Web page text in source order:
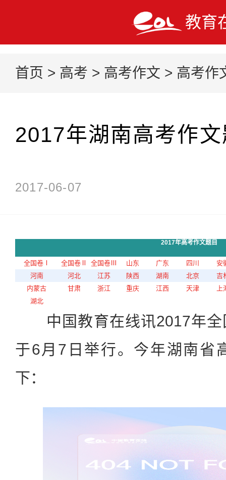
教育
首页 > 高考 > 高考作文 > 高考作
2017年湖南高考作
2017-06-07
2017年高考作文题目
全国卷Ⅰ 全国卷Ⅱ 全国卷Ⅲ 山东 广东 四川
安
河南
河北 江苏 陕西 湖南 北京
吉
内蒙古
甘肃 浙江 重庆 江西 天津
上
湖北
中国教育在线讯2017年全
于6月7日举行。今年湖南省
下：